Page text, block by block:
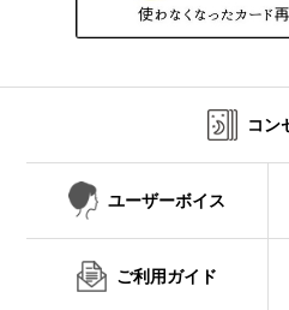
コン
ユーザーボイス
ご利用ガイド